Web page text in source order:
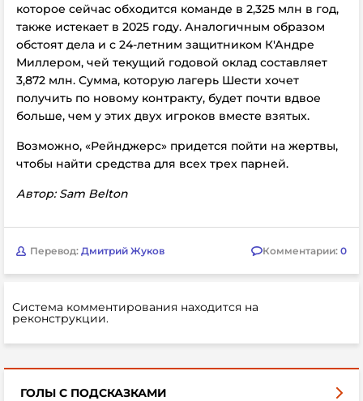
которое сейчас обходится команде в 2,325 млн в год,
также истекает в 2025 году. Аналогичным образом
обстоят дела и с 24-летним защитником К'Андре
Миллером, чей текущий годовой оклад составляет
3,872 млн. Сумма, которую лагерь Шести хочет
получить по новому контракту, будет почти вдвое
больше, чем у этих двух игроков вместе взятых.
Возможно, «Рейнджерс» придется пойти на жертвы,
чтобы найти средства для всех трех парней.
Автор: Sam Belton
Перевод: Дмитрий Жуков Комментарии: 0
Система комментирования находится на
реконструкции.
ГОЛЫ С ПОДСКАЗКАМИ